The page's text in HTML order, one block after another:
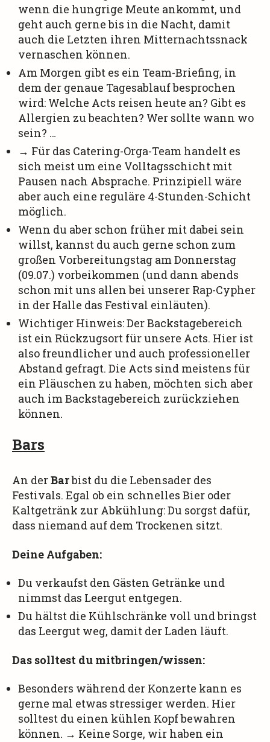
wenn die hungrige Meute ankommt, und
geht auch gerne bis in die Nacht, damit
auch die Letzten ihren Mitternachtssnack
vernaschen können.
Am Morgen gibt es ein Team-Briefing, in
dem der genaue Tagesablauf besprochen
wird: Welche Acts reisen heute an? Gibt es
Allergien zu beachten? Wer sollte wann wo
sein? …
→ Für das Catering-Orga-Team handelt es
sich meist um eine Volltagsschicht mit
Pausen nach Absprache. Prinzipiell wäre
aber auch eine reguläre 4-Stunden-Schicht
möglich.
Wenn du aber schon früher mit dabei sein
willst, kannst du auch gerne schon zum
großen Vorbereitungstag am Donnerstag
(09.07.) vorbeikommen (und dann abends
schon mit uns allen bei unserer Rap-Cypher
in der Halle das Festival einläuten).
Wichtiger Hinweis: Der Backstagebereich
ist ein Rückzugsort für unsere Acts. Hier ist
also freundlicher und auch professioneller
Abstand gefragt. Die Acts sind meistens für
ein Pläuschen zu haben, möchten sich aber
auch im Backstagebereich zurückziehen
können.
Bars
An derBarbist du die Lebensader des
Festivals. Egal ob ein schnelles Bier oder
Kaltgetränk zur Abkühlung: Du sorgst dafür,
dass niemand auf dem Trockenen sitzt.
Deine Aufgaben:
Du verkaufst den Gästen Getränke und
nimmst das Leergut entgegen.
Du hältst die Kühlschränke voll und bringst
das Leergut weg, damit der Laden läuft.
Das solltest du mitbringen/wissen:
Besonders während der Konzerte kann es
gerne mal etwas stressiger werden. Hier
solltest du einen kühlen Kopf bewahren
können. → Keine Sorge, wir haben ein